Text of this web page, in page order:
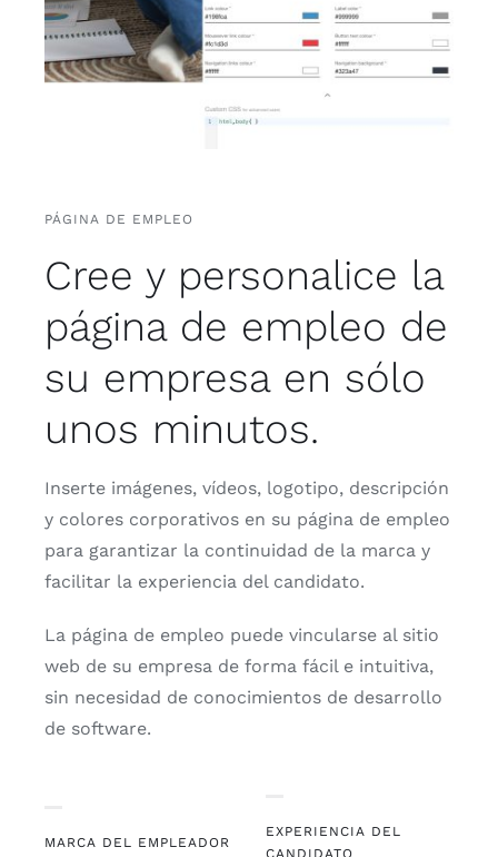
PÁGINA DE EMPLEO
Cree y personalice la
página de empleo de
su empresa en sólo
unos minutos.
Inserte imágenes, vídeos, logotipo, descripción
y colores corporativos en su página de empleo
para garantizar la continuidad de la marca y
facilitar la experiencia del candidato.
La página de empleo puede vincularse al sitio
web de su empresa de forma fácil e intuitiva,
sin necesidad de conocimientos de desarrollo
de software.
MARCA DEL EMPLEADOR
EXPERIENCIA DEL
CANDIDATO